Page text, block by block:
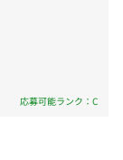
応募可能ランク：C